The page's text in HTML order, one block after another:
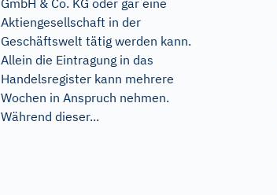
Aktiengesellschaft in der
Geschäftswelt tätig werden kann.
Allein die Eintragung in das
Handelsregister kann mehrere
Wochen in Anspruch nehmen.
Während dieser...